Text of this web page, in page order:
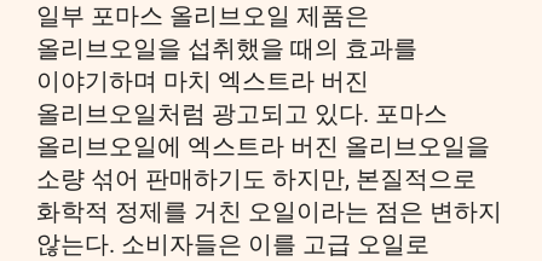
일부 포마스 올리브오일 제품은
올리브오일을 섭취했을 때의 효과를
이야기하며 마치 엑스트라 버진
올리브오일처럼 광고되고 있다. 포마스
올리브오일에 엑스트라 버진 올리브오일을
소량 섞어 판매하기도 하지만, 본질적으로
화학적 정제를 거친 오일이라는 점은 변하지
않는다. 소비자들은 이를 고급 오일로